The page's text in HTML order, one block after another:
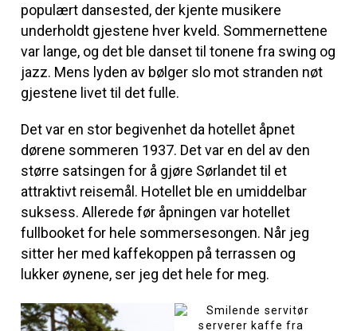
populært dansested, der kjente musikere
underholdt gjestene hver kveld. Sommernettene
var lange, og det ble danset til tonene fra swing og
jazz. Mens lyden av bølger slo mot stranden nøt
gjestene livet til det fulle.
Det var en stor begivenhet da hotellet åpnet
dørene sommeren 1937. Det var en del av den
større satsingen for å gjøre Sørlandet til et
attraktivt reisemål. Hotellet ble en umiddelbar
suksess. Allerede før åpningen var hotellet
fullbooket for hele sommersesongen. Når jeg
sitter her med kaffekoppen på terrassen og
lukker øynene, ser jeg det hele for meg.